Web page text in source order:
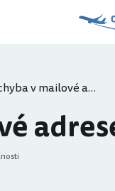
chyba v mailové adrese